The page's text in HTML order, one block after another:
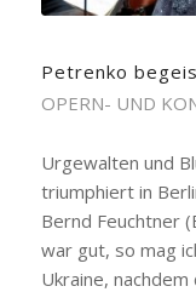
Petrenko
OPERN- UND
Urgewalten und
triumphiert in
Bernd Feuchtner
war gut, so mag
Ukraine,